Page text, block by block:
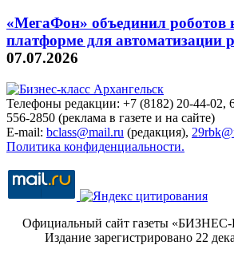
«МегаФон» объединил роботов
платформе для автоматизации
07.07.2026
Телефоны редакции: +7 (8182) 20-44-02,
556-2850 (реклама в газете и на сайте)
E-mail: bclass@mail.ru (редакция),
Политика конфиденциальности.
Официальный сайт газеты
Издание зарегистрировано 22